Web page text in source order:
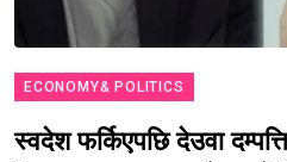
ECONOMY& POLITICS
स्वदेश फर्किएपछि देउवा